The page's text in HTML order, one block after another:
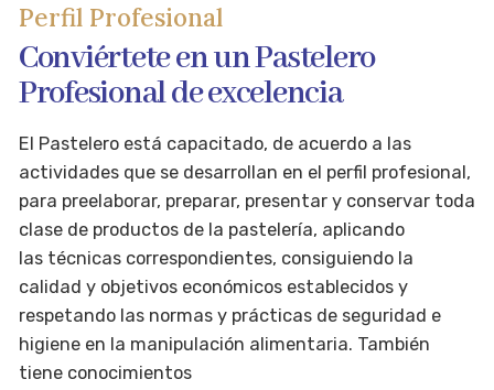
Perfil Profesional
Conviértete en un Pastelero
Profesional de excelencia
El Pastelero está capacitado, de acuerdo a las
actividades que se desarrollan en el perfil profesional,
para preelaborar, preparar, presentar y conservar toda
clase de productos de la pastelería, aplicando
las técnicas correspondientes, consiguiendo la
calidad y objetivos económicos establecidos y
respetando las normas y prácticas de seguridad e
higiene en la manipulación alimentaria. También
tiene conocimientos